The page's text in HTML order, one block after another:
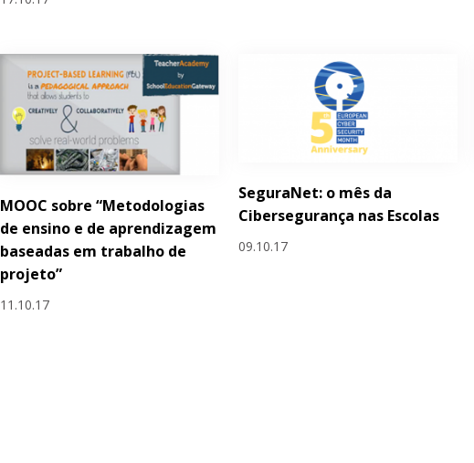
MOOC sobre “Metodologias
de ensino e de aprendizagem
baseadas em trabalho de
projeto”
11.10.17
SeguraNet: o mês da
Cibersegurança nas Escolas
09.10.17